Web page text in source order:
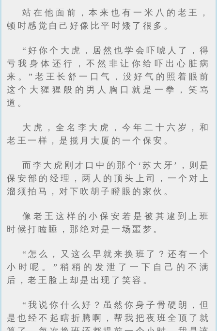
站在他面前，本来也有一米八的老王，
顿时感觉自己好像比平时矮了很多。
“好你个大虎，居然也学会吓唬人了，得
亏我身体还行，不然非让你给吓出心脏病
来。”老王长舒一口气，没好气的照着眼前
这个大猩猩般的男人胸口就是一拳，笑骂
道。
大虎，全名李大虎，今年二十六岁，和
老王一样，是揽月大厦的一个保安。
而李大虎刚才口中的那个‘苏大牙’，则是
保安部的经理，两人的顶头上司，一个对上
溜须拍马，对下吹胡子瞪眼的家伙。
像老王这样的小保安若是被其逮到上班
时候打瞌睡，那绝对是一场噩梦。
“怎么，又这么早就来换班了？还有一个
小时呢。”稍稍的发泄了一下自己的不满
后，老王脸上却是出现了笑容。
“我说你什么好？虽然你身子骨硬朗，但
是也经不起瞎折腾啊，帮我把夜班全顶了就